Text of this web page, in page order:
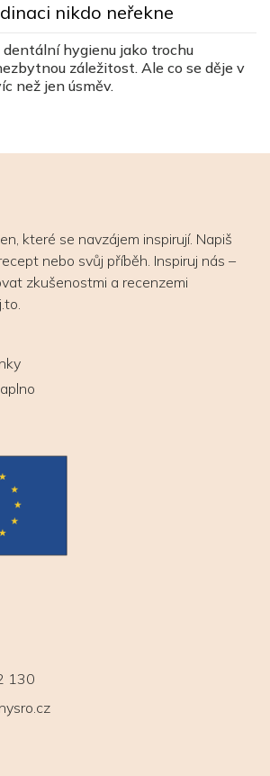
nikdo neřekne
hygienu jako trochu
záležitost. Ale co se děje v
než jen úsměv.
které se navzájem inspirují. Napiš
nebo svůj příběh. Inspiruj nás –
zkušenostmi a recenzemi
130